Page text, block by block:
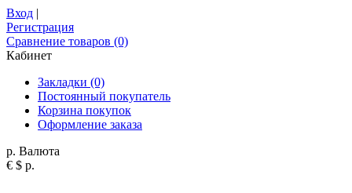
Вход |
Регистрация
Сравнение товаров (0)
Кабинет
Закладки (0)
Постоянный покупатель
Корзина покупок
Оформление заказа
р. Валюта
€ $ р.